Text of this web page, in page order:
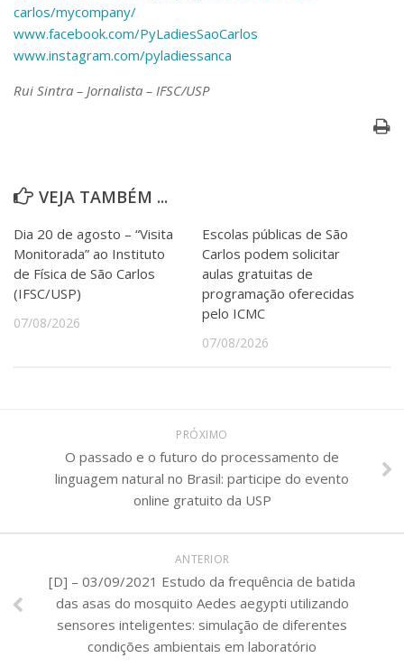
carlos/mycompany/
www.facebook.com/PyLadiesSaoCarlos
www.instagram.com/pyladiessanca
Rui Sintra – Jornalista – IFSC/USP
VEJA TAMBÉM ...
Dia 20 de agosto – “Visita
Monitorada” ao Instituto
de Física de São Carlos
(IFSC/USP)
07/08/2026
Escolas públicas de São
Carlos podem solicitar
aulas gratuitas de
programação oferecidas
pelo ICMC
07/08/2026
PRÓXIMO
O passado e o futuro do processamento de
linguagem natural no Brasil: participe do evento
online gratuito da USP
ANTERIOR
[D] – 03/09/2021 Estudo da frequência de batida
das asas do mosquito Aedes aegypti utilizando
sensores inteligentes: simulação de diferentes
condições ambientais em laboratório